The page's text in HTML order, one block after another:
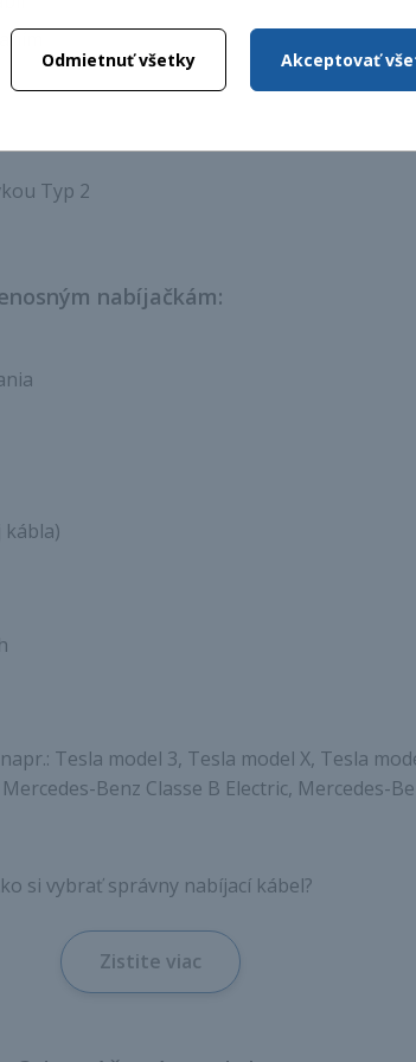
Typ 2
nabíjačkám:
Tesla model 3, Tesla model X, Tesla
Benz Classe B Electric, Mercedes-
si vybrať správny nabíjací kábel?
Zistite viac
Odmietnuť všetky Akceptovať